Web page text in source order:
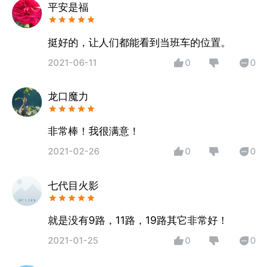
平安是福
挺好的，让人们都能看到当班车的位置。
2021-06-11 0 0
龙口魔力
非常棒！我很满意！
2021-02-26 0 0
七代目火影
就是没有9路，11路，19路其它非常好！
2021-01-25 0 0